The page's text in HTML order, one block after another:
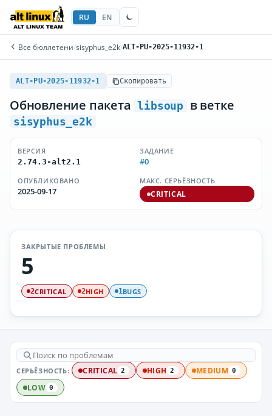
RU EN
Все бюллетени/sisyphus_e2k/ALT-PU-2025-11932-1
ALT-PU-2025-11932-1 Скопировать
Обновление пакета libsoup в ветке
sisyphus_e2k
ВЕРСИЯ
2.74.3-alt2.1
ЗАДАНИЕ
#0
ОПУБЛИКОВАНО
2025-09-17
МАКС. СЕРЬЁЗНОСТЬ
CRITICAL
ЗАКРЫТЫЕ ПРОБЛЕМЫ
5
2CRITICAL 2HIGH 1BUGS
СЕРЬЁЗНОСТЬ: CRITICAL 2 HIGH 2 MEDIUM 0
LOW 0